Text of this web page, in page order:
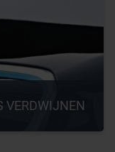
VERDWIJNEN